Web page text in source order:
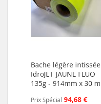
Bache légère intissée
IdroJET JAUNE FLUO
135g - 914mm x 30 m
Prix Spécial 94,68 €